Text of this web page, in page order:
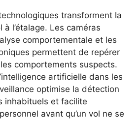
transforment la
l’étalage. Les caméras
comportementale et les
permettent de repérer
comportements suspects.
artificielle dans les
optimise la détection
inhabituels et facilite
avant qu’un vol ne se